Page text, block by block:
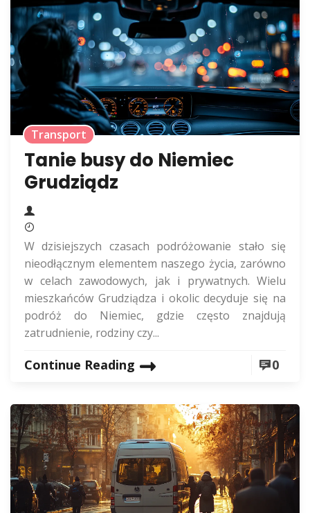
Transport
Tanie busy do Niemiec
Grudziądz
W dzisiejszych czasach podróżowanie stało się
nieodłącznym elementem naszego życia, zarówno
w celach zawodowych, jak i prywatnych. Wielu
mieszkańców Grudziądza i okolic decyduje się na
podróż do Niemiec, gdzie często znajdują
zatrudnienie, rodziny czy...
Continue Reading 0